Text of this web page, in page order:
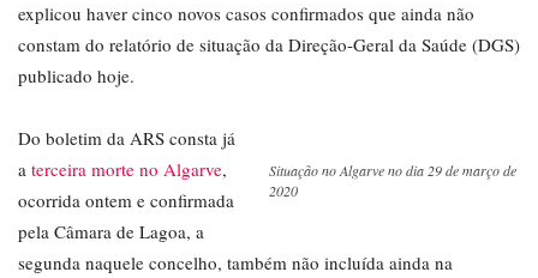
explicou haver cinco novos casos confirmados que ainda não
constam do relatório de situação da Direção-Geral da Saúde (DGS)
publicado hoje.
Situação no Algarve no dia 29 de março de
2020
Do boletim da ARS consta já
a terceira morte no Algarve,
ocorrida ontem e confirmada
pela Câmara de Lagoa, a
segunda naquele concelho, também não incluída ainda na